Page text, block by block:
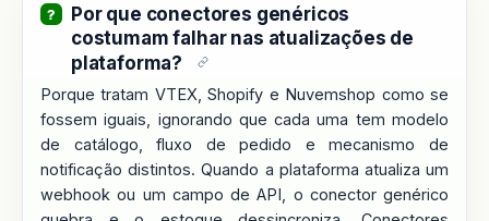
Por que conectores genéricos
costumam falhar nas atualizações de
plataforma?
Porque tratam VTEX, Shopify e Nuvemshop como se
fossem iguais, ignorando que cada uma tem modelo
de catálogo, fluxo de pedido e mecanismo de
notificação distintos. Quando a plataforma atualiza um
webhook ou um campo de API, o conector genérico